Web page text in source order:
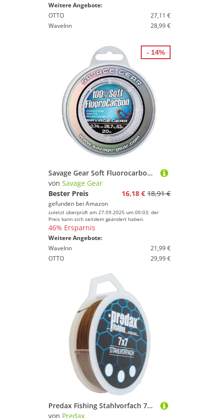
Weitere Angebote:
OTTO
27,11 €
WaveInn
28,99 €
Savage Gear Soft Fluorocarbon Schnur 0,74mm 20m 28,7kg Angelschnur monofil, Fluoro Carbon Schnur, Vorfachschnur, Leader für Vorfächer
von Savage Gear
Bester Preis
16,18 € 18,91 €
gefunden bei Amazon
zuletzt überprüft am 27.09.2025 um 00:03; der
Preis kann sich seitdem geändert haben.
46% Ersparnis
Weitere Angebote:
WaveInn
21,99 €
OTTO
29,99 €
- 14%
Predax Fishing Stahlvorfach 7x7 braun 6kg 10m Spule, Stahlvorfächer, Hechtvorfach, Zandervorfach, Barschvorfach, 49 fädiges Vorfach
von Predax